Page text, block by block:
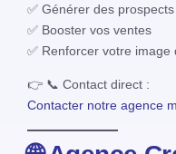
✅ Générer des
✅ Booster vos ventes
✅ Renforcer votre image
👉 📞 Contact direct :
Contacter notre agence